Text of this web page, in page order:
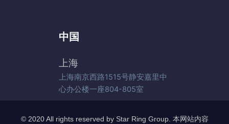
中国
上海
上海南京西路1515号静安嘉里中
心办公楼一座804-805室
© 2020 All rights reserved by Star Ring Group. 本网站内容